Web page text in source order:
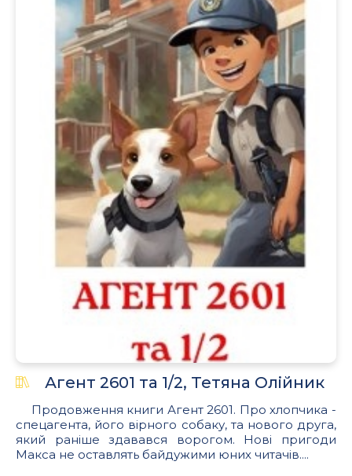
Агент 2601 та 1/2, Тетяна Олiйник
Продовження книги Агент 2601. Про хлопчика -
спецагента, його вiрного собаку, та нового друга,
який раніше здавався ворогом. Новi пригоди
Макса не оставлять байдужими юних читачів....